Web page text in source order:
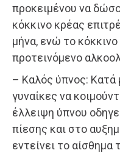
προκειμένου να
κόκκινο κρέας
μήνα, ενώ το κόκκινο
προτεινόμενο
– Καλός ύπνος: Κατά
γυναίκες να
έλλειψη ύπνου
πίεσης και στο
εντείνει το αίσθημα